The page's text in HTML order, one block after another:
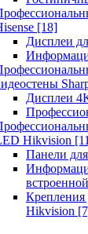
[18]
Дисплеи
Дисплеи
Hikvision
Панели
Крепления
Hikvision